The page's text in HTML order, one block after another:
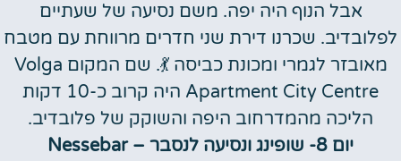
אבל הנוף היה יפה. משם נסיעה של שעתיים
לפלובדיב. שכרנו דירת שני חדרים מרווחת עם מטבח
מאובזר לגמרי ומכונת כביסה 💃. שם המקום Volga
Apartment City Centre היה קרוב כ-10 דקות
הליכה מהמדרחוב היפה והשוקק של פלובדיב.
יום 8- שופינג ונסיעה לנסבר – Nessebar